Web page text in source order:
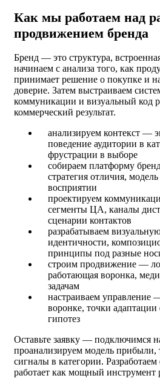
Как мы работаем над
продвижением бренда
Бренд — это структура,
начинаем с анализа того, как
принимает решение о покупке и
доверие. Затем выстраиваем
коммуникации и визуальный код
коммерческий результат.
анализируем контекст —
поведение аудитории в
фрустрации в выборе
собираем платформу
стратегия отличия,
восприятии
проектируем
сегменты ЦА, каналы
сценарии контактов
разрабатываем
идентичности,
принципы под разные
строим продвижение —
работающая воронка,
задачам
настраиваем управление
воронке, точки адаптации
гипотез
Оставьте заявку — подключимся
проанализируем модель
сигналы в категории.
работает как мощный инструмент